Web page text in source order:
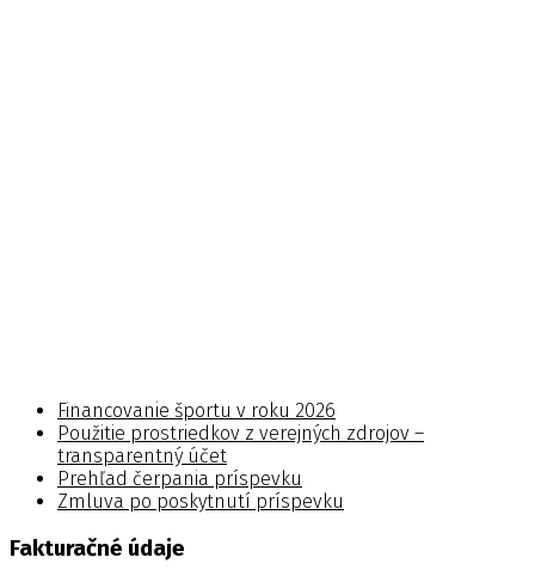
Financovanie športu v roku 2026
Použitie prostriedkov z verejných zdrojov –
transparentný účet
Prehľad čerpania príspevku
Zmluva po poskytnutí príspevku
Fakturačné údaje